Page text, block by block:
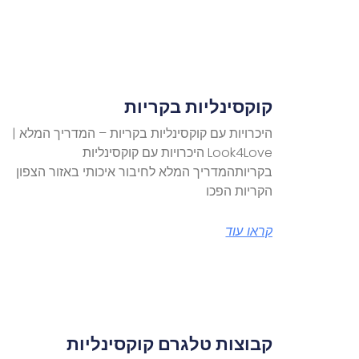
קוקסינליות בקריות
היכרויות עם קוקסינליות בקריות – המדריך המלא |
Look4Love היכרויות עם קוקסינליות
בקריותהמדריך המלא לחיבור איכותי באזור הצפון
הקריות הפכו
קראו עוד
קבוצות טלגרם קוקסינליות